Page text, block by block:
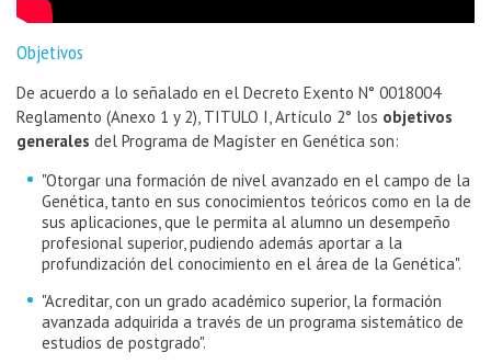
Objetivos
De acuerdo a lo señalado en el Decreto Exento N° 0018004
Reglamento (Anexo 1 y 2), TITULO I, Artículo 2° los objetivos
generales del Programa de Magíster en Genética son:
"Otorgar una formación de nivel avanzado en el campo de la
Genética, tanto en sus conocimientos teóricos como en la de
sus aplicaciones, que le permita al alumno un desempeño
profesional superior, pudiendo además aportar a la
profundización del conocimiento en el área de la Genética".
"Acreditar, con un grado académico superior, la formación
avanzada adquirida a través de un programa sistemático de
estudios de postgrado".